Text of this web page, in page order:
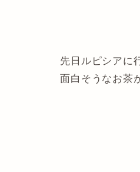
先日ルピシアに
面白そうなお茶